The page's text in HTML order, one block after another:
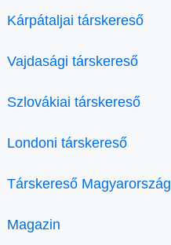
Kárpátaljai társkereső
Vajdasági társkereső
Szlovákiai társkereső
Londoni társkereső
Társkereső Magyarország
Magazin